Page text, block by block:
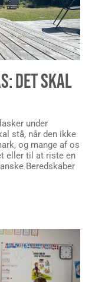
DET SKAL
under
stå, når den ikke
og mange af os
eller til at riste en
Beredskaber